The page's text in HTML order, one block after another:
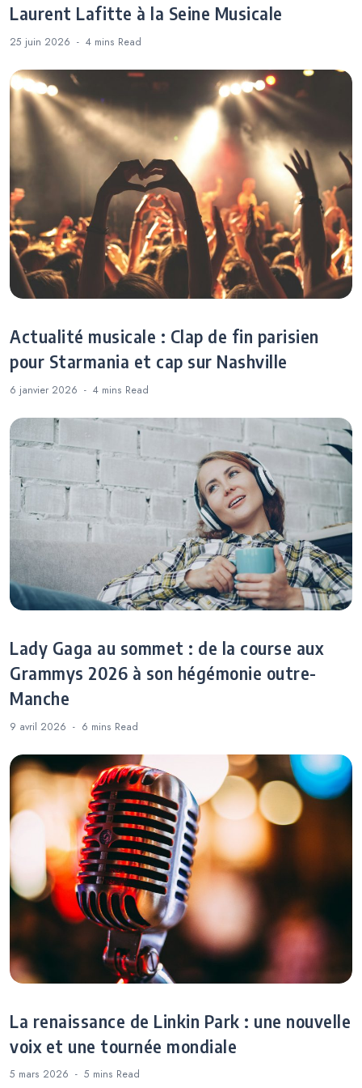
Laurent Lafitte à la Seine Musicale
25 juin 2026 4 mins Read
Actualité musicale : Clap de fin parisien
pour Starmania et cap sur Nashville
6 janvier 2026 4 mins Read
Lady Gaga au sommet : de la course aux
Grammys 2026 à son hégémonie outre-
Manche
9 avril 2026 6 mins Read
La renaissance de Linkin Park : une nouvelle
voix et une tournée mondiale
5 mars 2026 5 mins Read